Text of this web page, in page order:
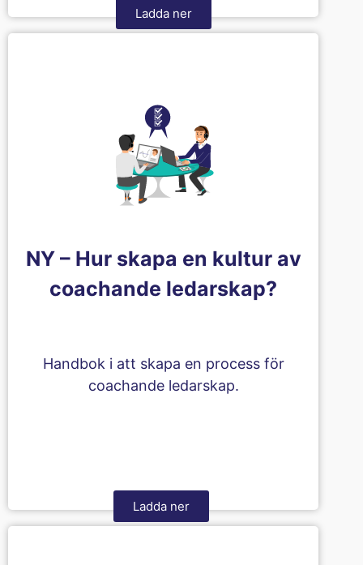
Ladda ner
NY – Hur skapa en kultur av
coachande ledarskap?
Handbok i att skapa en process för
coachande ledarskap.
Ladda ner